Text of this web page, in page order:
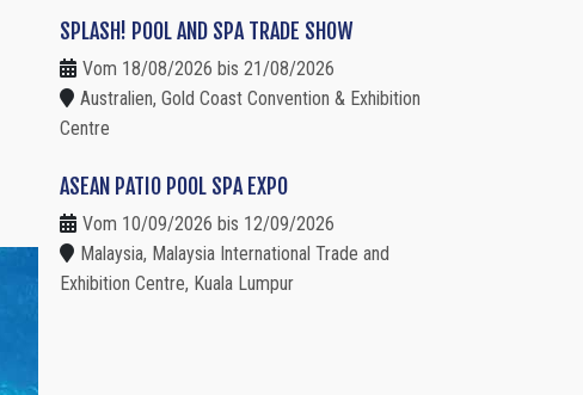
SPLASH! POOL AND SPA TRADE SHOW
Vom 18/08/2026 bis 21/08/2026
Australien, Gold Coast Convention & Exhibition
Centre
ASEAN PATIO POOL SPA EXPO
Vom 10/09/2026 bis 12/09/2026
Malaysia, Malaysia International Trade and
Exhibition Centre, Kuala Lumpur